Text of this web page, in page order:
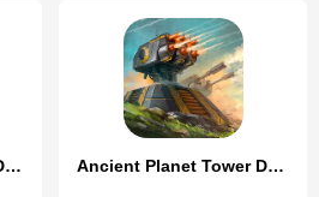
Last Hope TD - Tower Defense Ancient Planet Tower Defense